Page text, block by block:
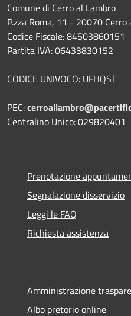
Comune di Cerro al Lambro
P.zza Roma, 11 - 20070 Cerro
Codice Fiscale: 84503860151
Partita IVA: 06433830152
CODICE UNIVOCO: UFHQST
PEC:
Centralino Unico: 029820401
Prenotazione
Segnalazione disservizio
Leggi le FAQ
Richiesta assistenza
Amministrazione
Albo pretorio online